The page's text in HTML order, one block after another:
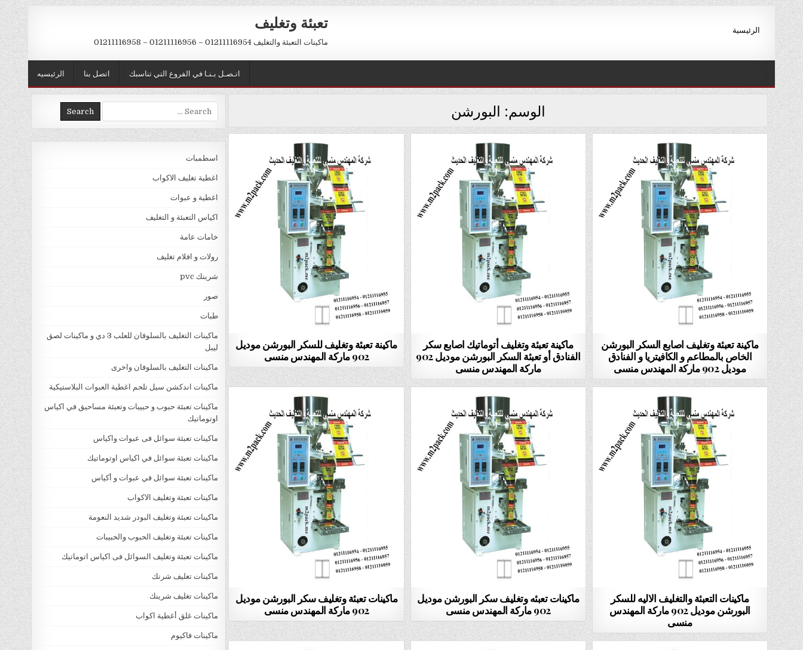
Skip
to
content
تعبئة وتغليف
ماكينات التعبئة والتغليف 01211116954 – 01211116956 – 01211116958
الرئيسية
الرئيسيه اتصل بنا اتـصـل بـنـا في الفروع التي تناسبك
الوسم: البورشن
ماكينة تعبئة وتغليف للسكر البورشن موديل
902 ماركة المهندس منسى
ماكينة تعبئة وتغليف أتوماتيك اصابع سكر
الفنادق أو تعبئة السكر البورشن موديل 902
ماركة المهندس منسى
ماكينة تعبئة وتغليف اصابع السكر البورشن
الخاص بالمطاعم و الكافيتريا و الفنادق
موديل 902 ماركة المهندس منسى
ماكينات تعبئة وتغليف سكر البورشن موديل
902 ماركة المهندس منسى
ماكينات تعبئه وتغليف سكر البورشن موديل
902 ماركة المهندس منسى
ماكينات التعبئة والتغليف الاليه للسكر
البورشن موديل 902 ماركة المهندس
منسى
Search
for:
اسطمبات
اغطية تغليف الاكواب
اغطية و عبوات
اكياس التعبئة و التغليف
خامات عامة
رولات و افلام تغليف
شرينك pvc
صور
طبات
ماكينات التغليف بالسلوفان للعلب 3 دي و ماكينات لصق
ليبل
ماكينات التغليف بالسلوفان واخرى
ماكينات اندكشن سيل تلحم اغطية العبوات البلاستيكية
ماكينات تعبئة حبوب و حبيبات وتعبئة مساحيق في اكياس
اوتوماتيك
ماكينات تعبئة سوائل فى عبوات واكياس
ماكينات تعبئة سوائل في اكياس اوتوماتيك
ماكينات تعبئة سوائل في عبوات و أكياس
ماكينات تعبئة وتغليف الاكواب
ماكينات تعبئة وتغليف البودر شديد النعومة
ماكينات تعبئة وتغليف الحبوب والحبيبات
ماكينات تعبئة وتغليف السوائل فى اكياس اتوماتيك
ماكينات تغليف شرنك
ماكينات تغليف شرينك
ماكينات غلق أغطية اكواب
ماكينات فاكيوم